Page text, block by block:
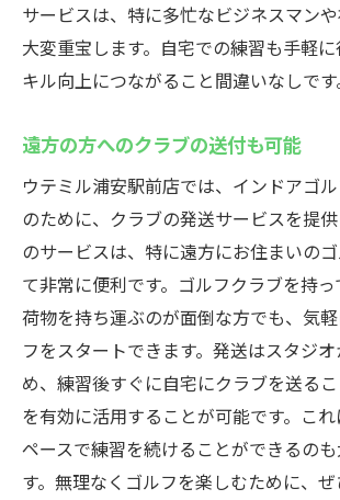
サービスは、特に多忙なビジネスマン
大変重宝します。自宅での練習も手軽
キル向上につながること間違いなしです
遠方の方へのクラブの送付も可能
ウテミル浦安駅前店では、インドアゴ
のために、クラブの発送サービスを提
のサービスは、特に遠方にお住まいの
て非常に便利です。ゴルフクラブを持っ
荷物を持ち運ぶのが面倒な方でも、気
フをスタートできます。発送はスタジ
め、練習後すぐに自宅にクラブを送る
を有効に活用することが可能です。こ
ペースで練習を続けることができるの
す。無理なくゴルフを楽しむために、